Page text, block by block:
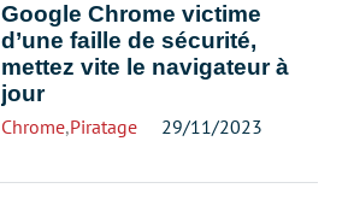
Google Chrome victime
d’une faille de sécurité,
mettez vite le navigateur à
jour
Chrome,Piratage 29/11/2023